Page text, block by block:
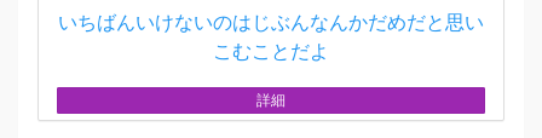
いちばんいけないのはじぶんなんかだめだと思い
こむことだよ
詳細